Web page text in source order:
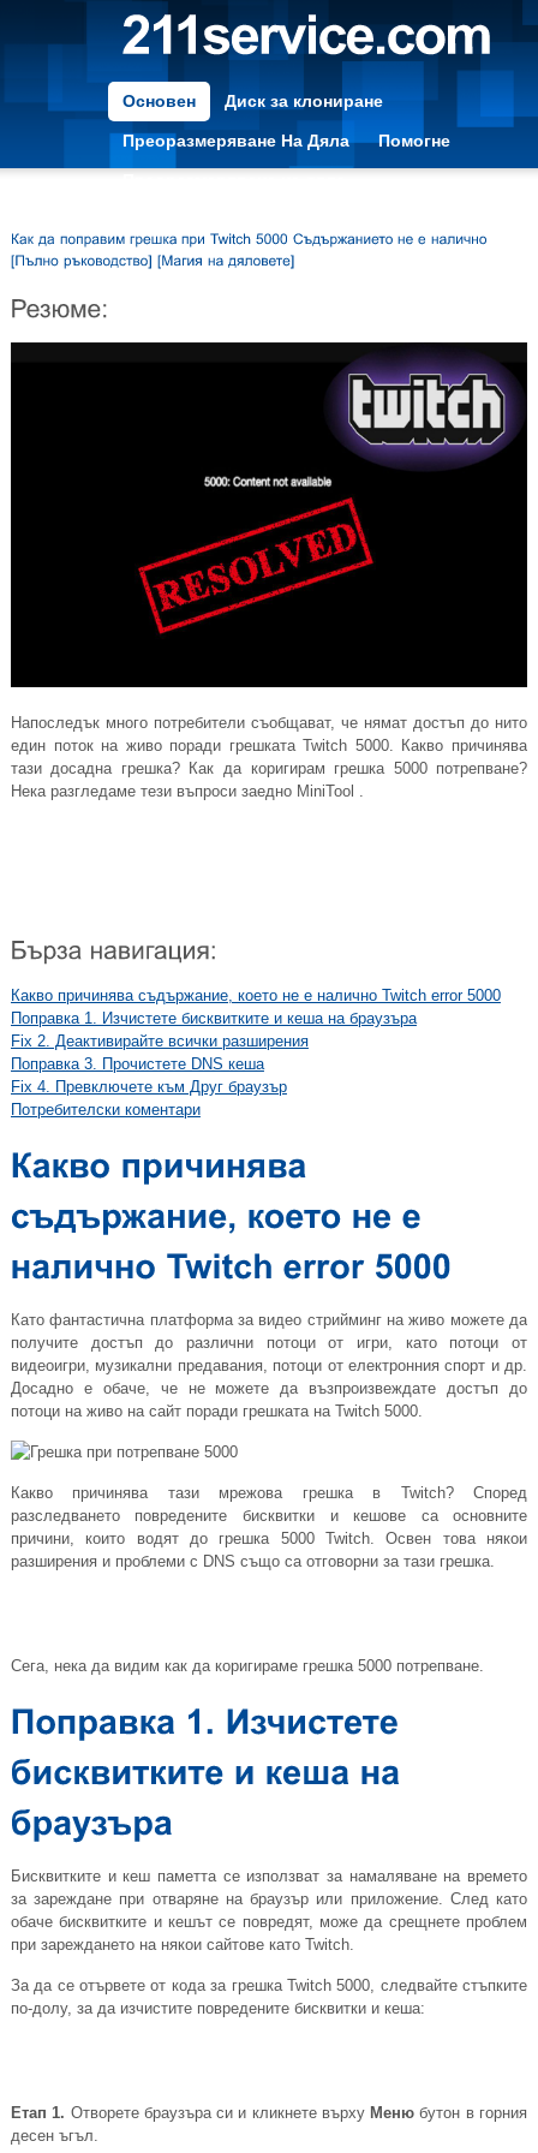
Основен Диск за клониране
Преоразмеряване На Дяла Помогне
Напоследък много потребители съобщават, че нямат достъп до нито
един поток на живо поради грешката Twitch 5000. Какво причинява
тази досадна грешка? Как да коригирам грешка 5000 потрепване?
Нека разгледаме тези въпроси заедно MiniTool .
Какво причинява съдържание, което не е налично Twitch error 5000
Поправка 1. Изчистете бисквитките и кеша на браузъра
Fix 2. Деактивирайте всички разширения
Поправка 3. Прочистете DNS кеша
Fix 4. Превключете към Друг браузър
Потребителски коментари
Като фантастична платформа за видео стрийминг на живо можете да
получите достъп до различни потоци от игри, като потоци от
видеоигри, музикални предавания, потоци от електронния спорт и др.
Досадно е обаче, че не можете да възпроизвеждате достъп до
потоци на живо на сайт поради грешката на Twitch 5000.
Какво причинява тази мрежова грешка в Twitch? Според
разследването повредените бисквитки и кешове са основните
причини, които водят до грешка 5000 Twitch. Освен това някои
разширения и проблеми с DNS също са отговорни за тази грешка.
Сега, нека да видим как да коригираме грешка 5000 потрепване.
Бисквитките и кеш паметта се използват за намаляване на времето
за зареждане при отваряне на браузър или приложение. След като
обаче бисквитките и кешът се повредят, може да срещнете проблем
при зареждането на някои сайтове като Twitch.
За да се отървете от кода за грешка Twitch 5000, следвайте стъпките
по-долу, за да изчистите повредените бисквитки и кеша:
Етап 1. Отворете браузъра си и кликнете върху Меню бутон в горния
десен ъгъл.